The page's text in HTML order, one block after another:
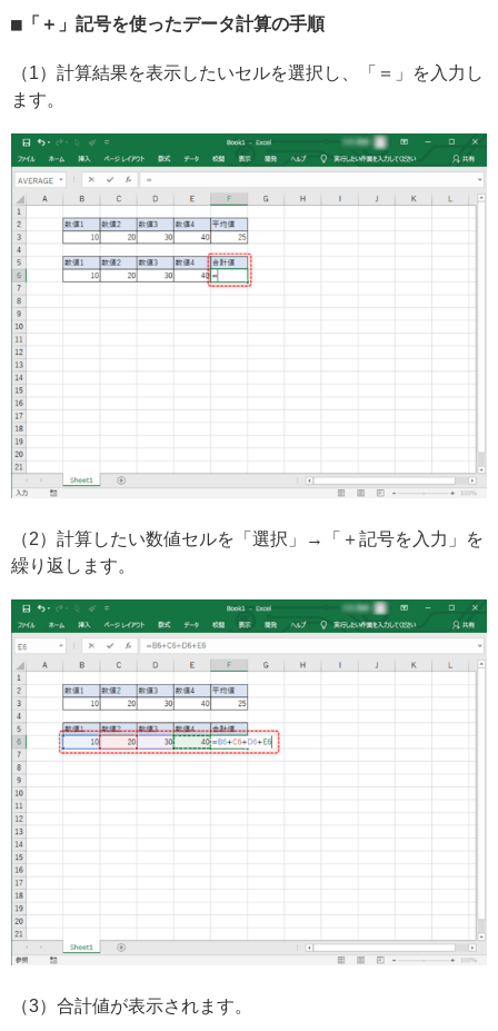
「＋」記号を使ったデータ計算の手順
（1）計算結果を表示したいセルを選択し、「＝」を入力し
ます。
（2）計算したい数値セルを「選択」→「＋記号を入力」を
繰り返します。
（3）合計値が表示されます。